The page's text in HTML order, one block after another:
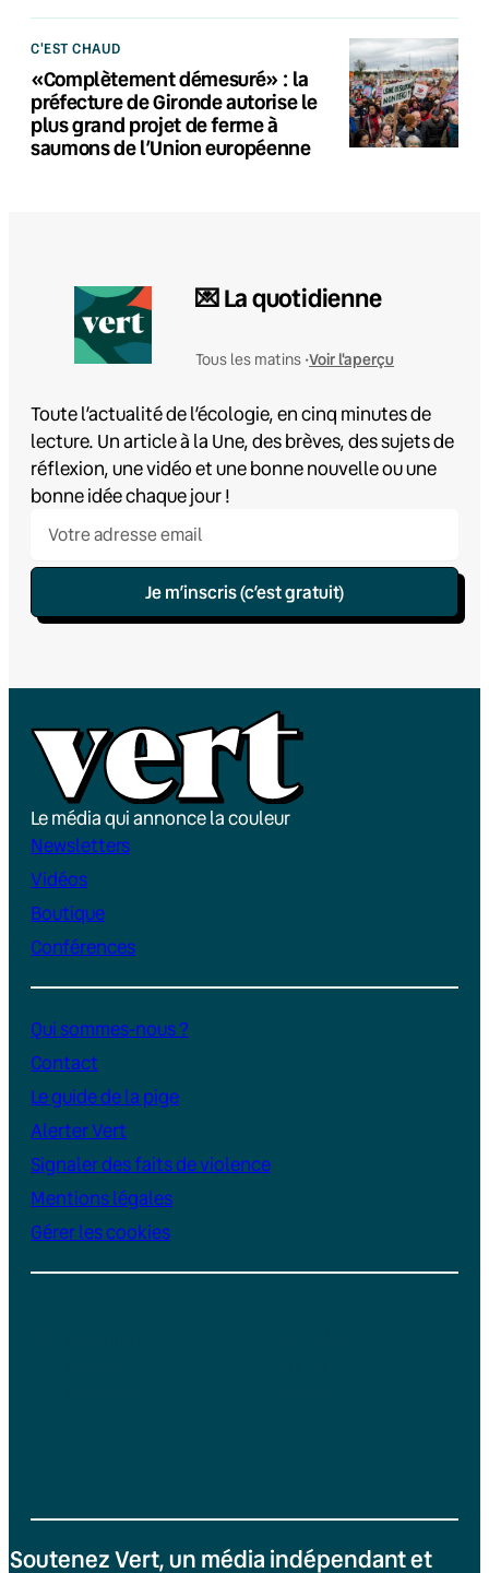
C'EST CHAUD
«Complètement démesuré» : la
préfecture de Gironde autorise le
plus grand projet de ferme à
saumons de l’Union européenne
💌 La quotidienne
Tous les matins •Voir l'aperçu
Toute l’actualité de l’écologie, en cinq minutes de
lecture. Un article à la Une, des brèves, des sujets de
réflexion, une vidéo et une bonne nouvelle ou une
bonne idée chaque jour !
Je m’inscris (c’est gratuit)
Le média qui annonce la couleur
Newsletters
Vidéos
Boutique
Conférences
Qui sommes-nous ?
Contact
Le guide de la pige
Alerter Vert
Signaler des faits de violence
Mentions légales
Gérer les cookies
Soutenez Vert, un média indépendant et